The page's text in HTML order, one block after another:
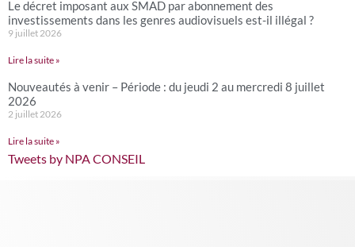
Le décret imposant aux SMAD par abonnement des
investissements dans les genres audiovisuels est-il illégal ?
9 juillet 2026
Lire la suite »
Nouveautés à venir – Période : du jeudi 2 au mercredi 8 juillet
2026
2 juillet 2026
Lire la suite »
Tweets by NPA CONSEIL